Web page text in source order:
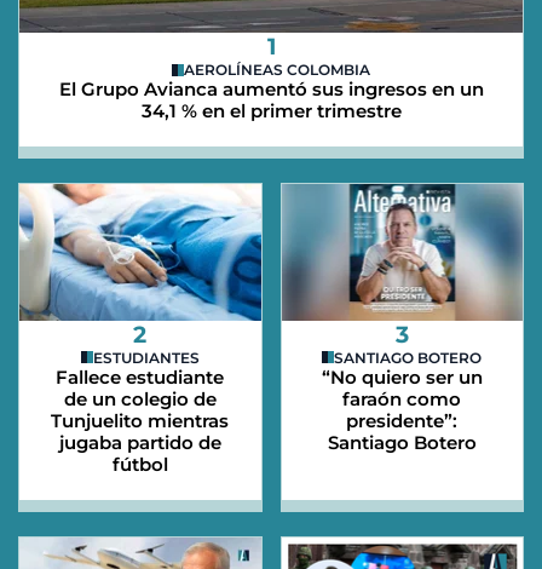
1
AEROLÍNEAS COLOMBIA
El Grupo Avianca aumentó sus ingresos en un
34,1 % en el primer trimestre
2
ESTUDIANTES
Fallece estudiante
de un colegio de
Tunjuelito mientras
jugaba partido de
fútbol
3
SANTIAGO BOTERO
“No quiero ser un
faraón como
presidente”:
Santiago Botero